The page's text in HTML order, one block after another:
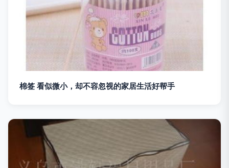
棉签 看似微小，却不容忽视的家居生活好帮手